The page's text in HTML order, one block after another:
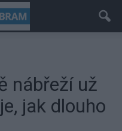
nábřeží už
jak dlouho